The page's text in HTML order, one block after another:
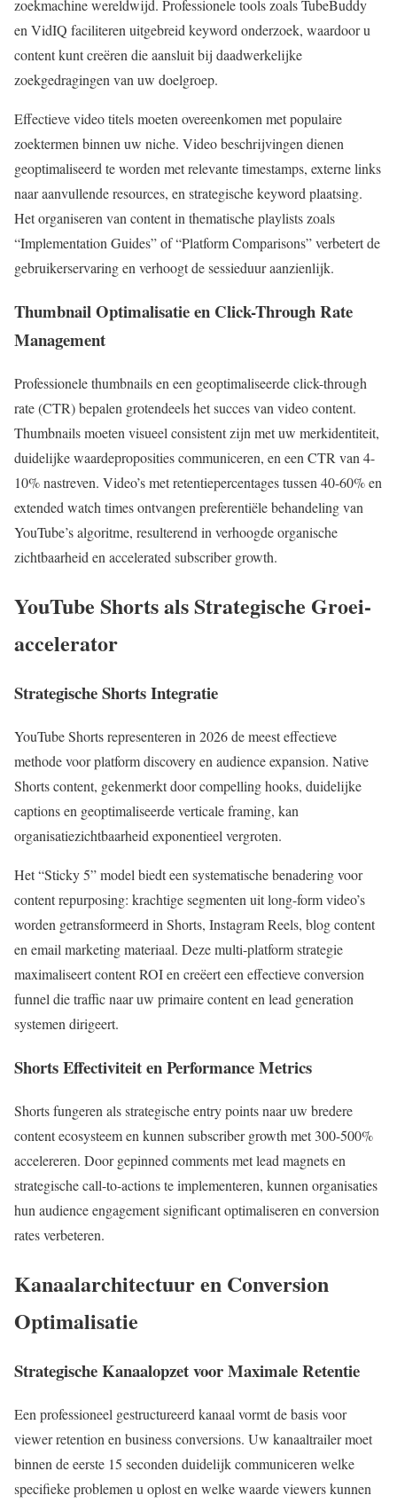
zoekmachine wereldwijd. Professionele tools zoals TubeBuddy
en VidIQ faciliteren uitgebreid keyword onderzoek, waardoor u
content kunt creëren die aansluit bij daadwerkelijke
zoekgedragingen van uw doelgroep.
Effectieve video titels moeten overeenkomen met populaire
zoektermen binnen uw niche. Video beschrijvingen dienen
geoptimaliseerd te worden met relevante timestamps, externe links
naar aanvullende resources, en strategische keyword plaatsing.
Het organiseren van content in thematische playlists zoals
“Implementation Guides” of “Platform Comparisons” verbetert de
gebruikerservaring en verhoogt de sessieduur aanzienlijk.
Thumbnail Optimalisatie en Click-Through Rate
Management
Professionele thumbnails en een geoptimaliseerde click-through
rate (CTR) bepalen grotendeels het succes van video content.
Thumbnails moeten visueel consistent zijn met uw merkidentiteit,
duidelijke waardeproposities communiceren, en een CTR van 4-
10% nastreven. Video’s met retentiepercentages tussen 40-60% en
extended watch times ontvangen preferentiële behandeling van
YouTube’s algoritme, resulterend in verhoogde organische
zichtbaarheid en accelerated subscriber growth.
YouTube Shorts als Strategische Groei-
accelerator
Strategische Shorts Integratie
YouTube Shorts representeren in 2026 de meest effectieve
methode voor platform discovery en audience expansion. Native
Shorts content, gekenmerkt door compelling hooks, duidelijke
captions en geoptimaliseerde verticale framing, kan
organisatiezichtbaarheid exponentieel vergroten.
Het “Sticky 5” model biedt een systematische benadering voor
content repurposing: krachtige segmenten uit long-form video’s
worden getransformeerd in Shorts, Instagram Reels, blog content
en email marketing materiaal. Deze multi-platform strategie
maximaliseert content ROI en creëert een effectieve conversion
funnel die traffic naar uw primaire content en lead generation
systemen dirigeert.
Shorts Effectiviteit en Performance Metrics
Shorts fungeren als strategische entry points naar uw bredere
content ecosysteem en kunnen subscriber growth met 300-500%
accelereren. Door gepinned comments met lead magnets en
strategische call-to-actions te implementeren, kunnen organisaties
hun audience engagement significant optimaliseren en conversion
rates verbeteren.
Kanaalarchitectuur en Conversion
Optimalisatie
Strategische Kanaalopzet voor Maximale Retentie
Een professioneel gestructureerd kanaal vormt de basis voor
viewer retention en business conversions. Uw kanaaltrailer moet
binnen de eerste 15 seconden duidelijk communiceren welke
specifieke problemen u oplost en welke waarde viewers kunnen